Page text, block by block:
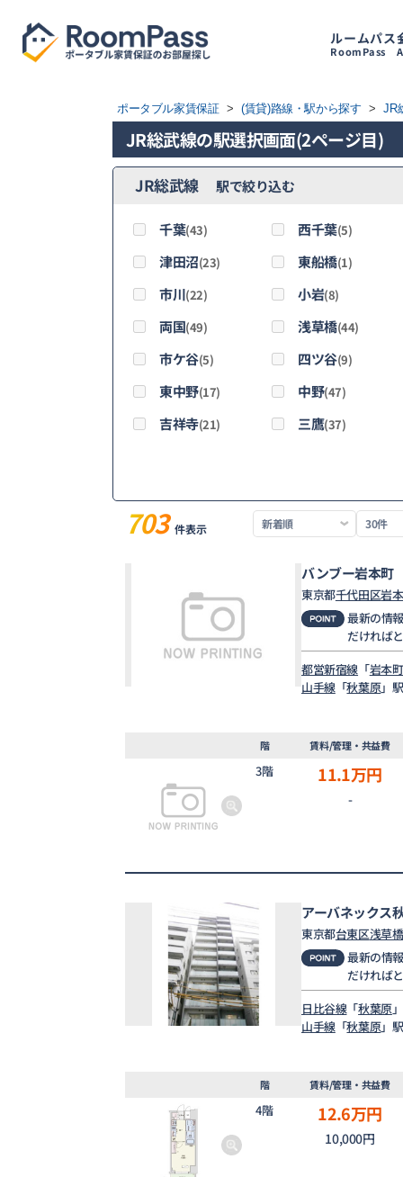
ルームパス
RoomPass
ポータブル家賃保証 > (賃貸)路線・駅から探す > JR
JR総武線の駅選択画面(2ページ目)
JR総武線 駅で絞り込む
千葉(43) 西千葉(5)
津田沼(23) 東船橋(1)
市川(22) 小岩(8)
両国(49) 浅草橋(44)
市ケ谷(5) 四ツ谷(9)
東中野(17) 中野(47)
吉祥寺(21) 三鷹(37)
703 件表示
バンブー岩本町
東京都千代田区岩
最新の情
だければ
都営新宿線 「岩本町
山手線「秋葉原」
階 賃料/管理・共益費
3階 11.1万円
-
アーバネックス
東京都台東区浅草橋
最新の情
だければ
日比谷線「秋葉原
山手線「秋葉原」
階 賃料/管理・共益費
4階 12.6万円
10,000円